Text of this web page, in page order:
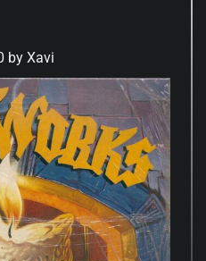
by Xavi